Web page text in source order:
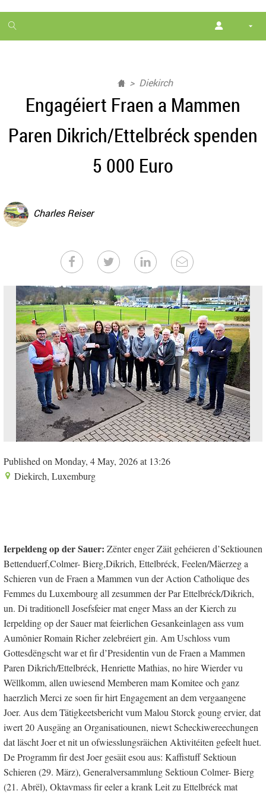
1
month
Diekirch
Engagéiert Fraen a Mammen
Paren Dikrich/Ettelbréck spenden
5 000 Euro
Charles Reiser
Published on Monday, 4 May, 2026 at 13:26
Diekirch, Luxemburg
Ierpeldeng op der Sauer: Zënter enger Zäit gehéieren d’Sektiounen
Bettenduerf,Colmer- Bierg,Dikrich, Ettelbréck, Feelen/Mäerzeg a
Schieren vun de Fraen a Mammen vun der Action Catholique des
Femmes du Luxembourg all zesummen der Par Ettelbréck/Dikrich,
un. Di traditionell Josefsfeier mat enger Mass an der Kierch zu
Ierpelding op der Sauer mat feierlichen Gesankeinlagen ass vum
Aumônier Romain Richer zelebréiert gin. Am Uschloss vum
Gottesdëngscht war et fir d’Presidentin vun de Fraen a Mammen
Paren Dikrich/Ettelbréck, Henriette Mathias, no hire Wierder vu
Wëllkomm, allen uwiesend Memberen mam Komitee och ganz
haerzlich Merci ze soen fir hirt Engagement an dem vergaangene
Joer. Aus dem Tätigkeetsbericht vum Malou Storck goung ervier, dat
iwert 20 Ausgäng an Organisatiounen, niewt Scheckiwereechungen
dat läscht Joer et nit un ofwiesslungsräichen Aktivitéiten gefeelt huet.
De Programm fir dest Joer gesäit esou aus: Kaffistuff Sektioun
Schieren (29. März), Generalversammlung Sektioun Colmer- Bierg
(21. Abrël), Oktavmass fir eeler a krank Leit zu Ettelbréck mat